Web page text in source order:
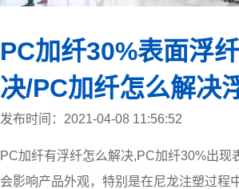
PC加纤30%表面浮
决/PC加纤怎么解决
发布时间：2021-04-08 11:56:52
PC加纤有浮纤怎么解决,PC加纤30%出现
会影响产品外观，特别是在尼龙注塑过程